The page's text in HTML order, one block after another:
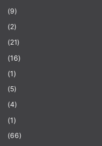
(9)
(2)
(21)
(16)
(1)
(5)
(4)
(1)
(66)